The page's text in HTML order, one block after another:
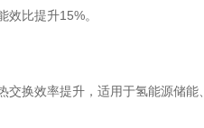
比提升15%。
换效率提升，适用于氢能源储能